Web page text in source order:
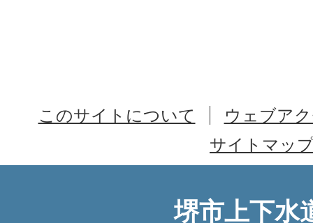
このサイトについて
ウェブア
サイトマッ
堺市上下水